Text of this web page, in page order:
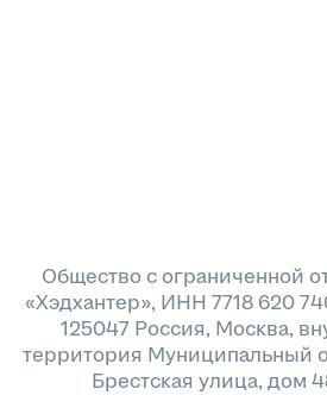
Общество с ограниченной
«Хэдхантер», ИНН 7718 620
125047 Россия, Москва,
территория Муниципальный
Брестская улица, дом